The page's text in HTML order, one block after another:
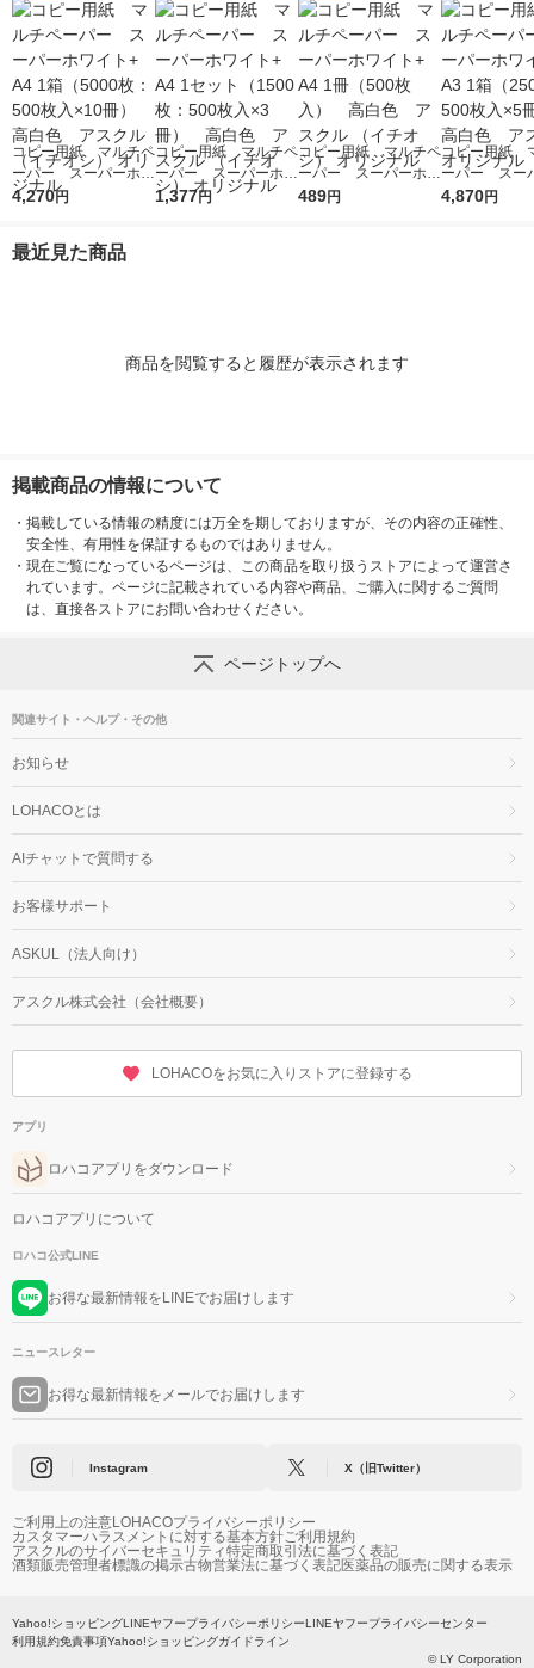
コピー用紙 マルチペ
ーパー スーパーホワ
イト+ A4 1箱（5000
（イチオシ） オリジ
4,270円
コピー用紙 マルチペ
ーパー スーパーホワ
イト+ A4 1セット
1,377円
コピー用紙 マルチペ
ーパー スーパーホワ
イト+ A4 1冊（500
489円
コピー用紙
ーパー スー
イト+ A3 1
4,870円
最近見た商品
商品を閲覧すると履歴が表示されます
掲載商品の情報について
・ 掲載している情報の精度には万全を期しておりますが、その内容の正確性、
安全性、有用性を保証するものではありません。
・ 現在ご覧になっているページは、この商品を取り扱うストアによって運営さ
れています。ページに記載されている内容や商品、ご購入に関するご質問
は、直接各ストアにお問い合わせください。
ページトップへ
関連サイト・ヘルプ・その他
お知らせ
LOHACOとは
AIチャットで質問する
お客様サポート
ASKUL（法人向け）
アスクル株式会社（会社概要）
LOHACOをお気に入りストアに登録する
アプリ
ロハコアプリをダウンロード
ロハコアプリについて
ロハコ公式LINE
お得な最新情報をLINEでお届けします
ニュースレター
お得な最新情報をメールでお届けします
Instagram X（旧Twitter）
ご利用上の注意LOHACOプライバシーポリシー
カスタマーハラスメントに対する基本方針ご利用規約
アスクルのサイバーセキュリティ特定商取引法に基づく表記
酒類販売管理者標識の掲示古物営業法に基づく表記医薬品の販売に関する表示
Yahoo!ショッピングLINEヤフープライバシーポリシーLINEヤフープライバシーセンター
利用規約免責事項Yahoo!ショッピングガイドライン
© LY Corporation